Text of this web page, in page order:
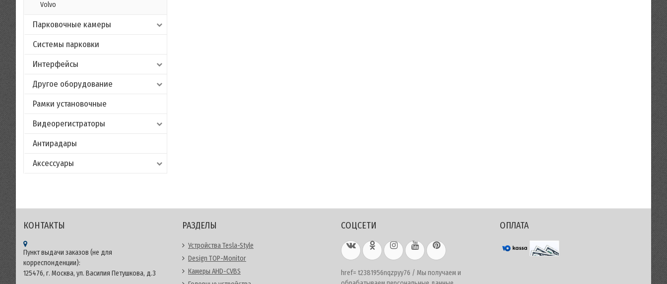
Volvo
Парковочные камеры
Системы парковки
Интерфейсы
Другое оборудование
Рамки установочные
Видеорегистраторы
Антирадары
Аксессуары
КОНТАКТЫ
Пункт выдачи заказов (не для
корреспонденции):
125476, г. Москва, ул. Василия Петушкова, д.3
РАЗДЕЛЫ
Устройства Tesla-Style
Design TOP-Monitor
Камеры AHD-CVBS
СОЦСЕТИ
href= t2381956nqzpyy76 / Мы получаем и
ОПЛАТА